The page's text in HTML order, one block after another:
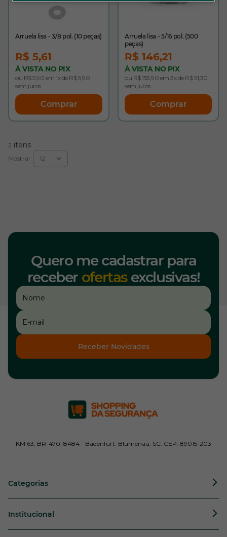
Arruela lisa - 3/8 pol. (10 peças)
R$ 5,61
À VISTA NO PIX
ou R$ 5,90 em 1x de R$ 5,90
sem juros
Comprar
Arruela lisa - 5/16 pol. (500
peças)
R$ 146,21
À VISTA NO PIX
ou R$ 153,90 em 3x de R$ 51,30
sem juros
Comprar
2 itens
Mostrar
Quero me cadastrar para
receber ofertasexclusivas!
Receber Novidades
KM 63, BR-470, 8484 - Badenfurt. Blumenau, SC. CEP: 89015-203
Categorias
Institucional